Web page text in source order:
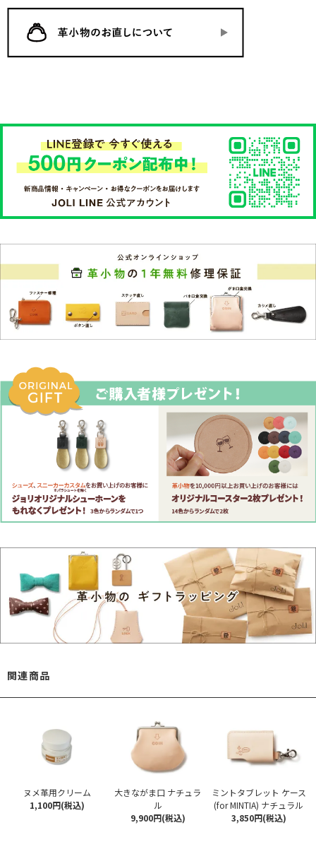
関連商品
ヌメ革用クリーム
1,100円(税込)
大きながま口 ナチュラ
ル
9,900円(税込)
ミントタブレット ケース
(for MINTIA) ナチュラル
3,850円(税込)